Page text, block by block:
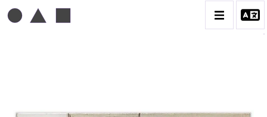
MICHEL MOUSSEAU